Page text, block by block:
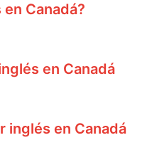
Canadá?
en Canadá
inglés en Canadá